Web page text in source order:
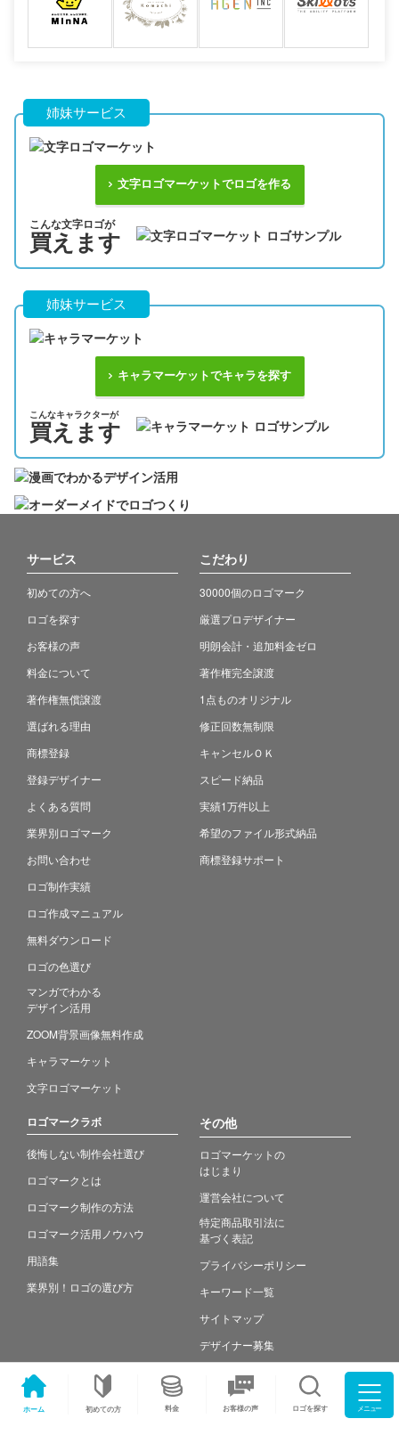
ホーム 初めての方 料金 お客様の声 ロゴを探す メニュー
姉妹サービス
文字ロゴマーケットでロゴを作る
こんな文字ロゴが
買えます
姉妹サービス
キャラマーケットでキャラを探す
こんなキャラクターが
買えます
サービス
初めての方へ
ロゴを探す
お客様の声
料金について
著作権無償譲渡
選ばれる理由
商標登録
登録デザイナー
よくある質問
業界別ロゴマーク
お問い合わせ
ロゴ制作実績
ロゴ作成マニュアル
無料ダウンロード
ロゴの色選び
マンガでわかる
デザイン活用
ZOOM背景画像無料作成
キャラマーケット
文字ロゴマーケット
こだわり
30000個のロゴマーク
厳選プロデザイナー
明朗会計・追加料金ゼロ
著作権完全譲渡
1点ものオリジナル
修正回数無制限
キャンセルＯＫ
スピード納品
実績1万件以上
希望のファイル形式納品
商標登録サポート
ロゴマークラボ
後悔しない制作会社選び
ロゴマークとは
ロゴマーク制作の方法
ロゴマーク活用ノウハウ
用語集
業界別！ロゴの選び方
その他
ロゴマーケットの
はじまり
運営会社について
特定商品取引法に
基づく表記
プライバシーポリシー
キーワード一覧
サイトマップ
デザイナー募集
ロゴ作成の